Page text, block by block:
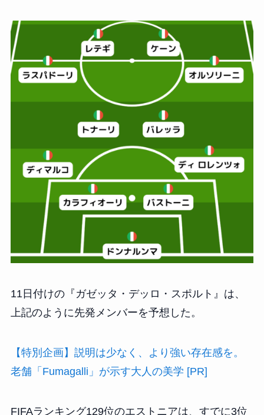
11日付けの『ガゼッタ・デッロ・スポルト』は、
上記のように先発メンバーを予想した。
【特別企画】説明は少なく、より強い存在感を。
老舗「Fumagalli」が示す大人の美学 [PR]
FIFAランキング129位のエストニアは、すでに3位